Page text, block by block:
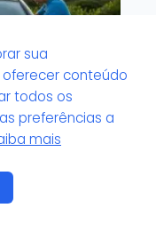
sua
conteúdo
todos os
preferências a
mais